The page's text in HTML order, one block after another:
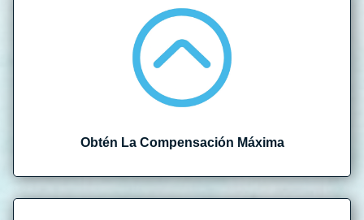
Obtén La Compensación Máxima